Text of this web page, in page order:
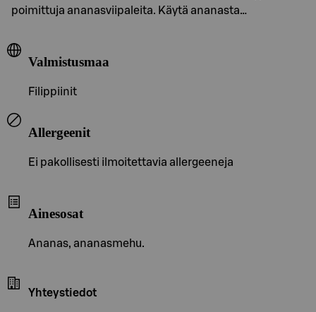
poimittuja ananasviipaleita. Käytä ananasta…
Valmistusmaa
Filippiinit
Allergeenit
Ei pakollisesti ilmoitettavia allergeeneja
Ainesosat
Ananas, ananasmehu.
Yhteystiedot